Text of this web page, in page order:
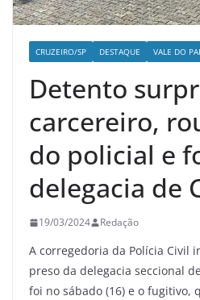
CRUZEIRO/SP DESTAQUE VALE DO
Detento
carcereiro,
do policial e
delegacia de
19/03/2024 Redação
A corregedoria da Polícia Civil
preso da delegacia seccional
foi no sábado (16) e o fugitivo,